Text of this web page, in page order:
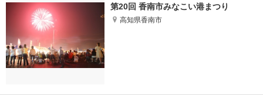
第20回 香南市みなこい港まつり
高知県香南市